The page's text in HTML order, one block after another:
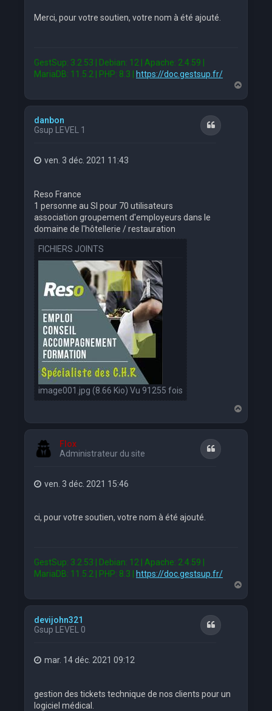
Merci, pour votre soutien, votre nom à été ajouté.
GestSup: 3.2.53 | Debian: 12 | Apache: 2.4.59 |
MariaDB: 11.5.2 | PHP: 8.3 |
https://doc.gestsup.fr/
a
u
danbon
Gsup LEVEL 1
Citation
ven. 3 déc. 2021 11:43
Reso France
1 personne au SI pour 70 utilisateurs
association groupement d'employeurs dans le
domaine de l'hôtellerie / restauration
FICHIERS JOINTS
image001.jpg (8.66 Kio) Vu 91255 fois
a
Flox
Administrateur du site
Citation
ven. 3 déc. 2021 15:46
ci, pour votre soutien, votre nom à été ajouté.
GestSup: 3.2.53 | Debian: 12 | Apache: 2.4.59 |
MariaDB: 11.5.2 | PHP: 8.3 |
https://doc.gestsup.fr/
a
devijohn321
Gsup LEVEL 0
Citation
mar. 14 déc. 2021 09:12
gestion des tickets technique de nos clients pour un
logiciel médical.